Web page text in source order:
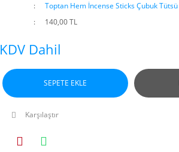
Toptan Hem İncense Sticks Çubuk Tütsü
140,00 TL
Dahil
SEPETE EKLE
Karşılaştır